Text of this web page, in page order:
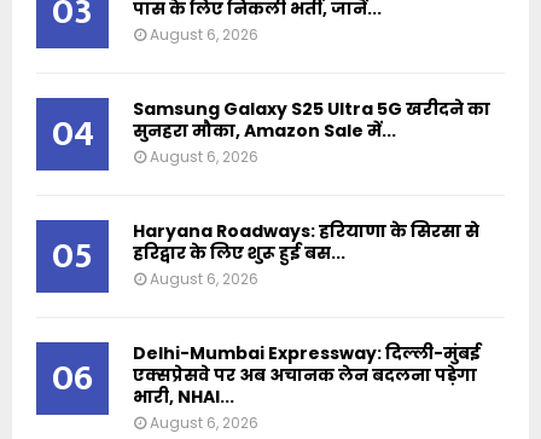
03
पास के लिए निकली भर्ती, जानें...
August 6, 2026
04
Samsung Galaxy S25 Ultra 5G खरीदने का
सुनहरा मौका, Amazon Sale में...
August 6, 2026
05
Haryana Roadways: हरियाणा के सिरसा से
हरिद्वार के लिए शुरू हुई बस...
August 6, 2026
06
Delhi-Mumbai Expressway: दिल्ली-मुंबई
एक्सप्रेसवे पर अब अचानक लेन बदलना पड़ेगा
भारी, NHAI...
August 6, 2026